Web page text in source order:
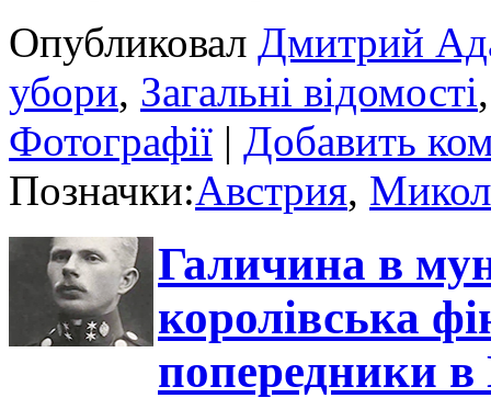
Опубликовал Дмитрий
убори, Загальні відомості
Фотографії | Добавить
Позначки:Австрия,
Галичина в
королівська
попередники в